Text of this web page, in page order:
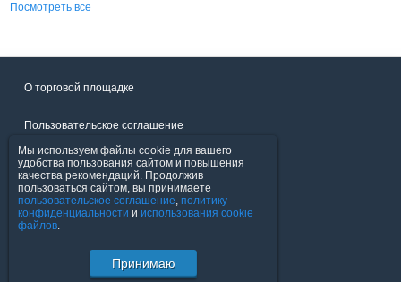
Посмотреть все
О торговой площадке
Пользовательское соглашение
Политика конфиденциальности
Продавцы
© FavoritMarket.com
Мы используем файлы cookie для вашего
удобства пользования сайтом и повышения
качества рекомендаций. Продолжив
пользоваться сайтом, вы принимаете
пользовательское соглашение, политику
конфиденциальности и использования cookie
файлов.
Принимаю